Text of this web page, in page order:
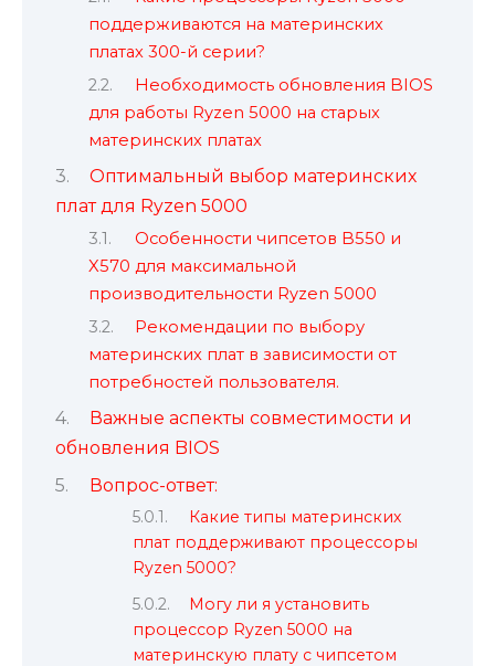
поддерживаются на материнских
платах 300-й серии?
Необходимость обновления BIOS
для работы Ryzen 5000 на старых
материнских платах
Оптимальный выбор материнских
плат для Ryzen 5000
Особенности чипсетов B550 и
X570 для максимальной
производительности Ryzen 5000
Рекомендации по выбору
материнских плат в зависимости от
потребностей пользователя.
Важные аспекты совместимости и
обновления BIOS
Вопрос-ответ:
Какие типы материнских
плат поддерживают процессоры
Ryzen 5000?
Могу ли я установить
процессор Ryzen 5000 на
материнскую плату с чипсетом